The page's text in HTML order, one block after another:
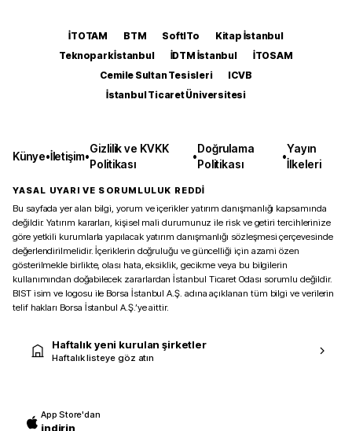
İTOTAM BTM SoftITo
Kitap İstanbul
Teknopark İstanbul
İDTM İstanbul
İTOSAM
Cemile Sultan Tesisleri
ICVB
İstanbul Ticaret Üniversitesi
Künye•İletişim•
Gizlilik ve KVKK
Politikası
•
Doğrulama
Politikası
•
Yayın
İlkeleri
YASAL UYARI VE SORUMLULUK REDDİ
Bu sayfada yer alan bilgi, yorum ve içerikler yatırım danışmanlığı kapsamında
değildir. Yatırım kararları, kişisel mali durumunuz ile risk ve getiri tercihlerinize
göre yetkili kurumlarla yapılacak yatırım danışmanlığı sözleşmesi çerçevesinde
değerlendirilmelidir. İçeriklerin doğruluğu ve güncelliği için azami özen
gösterilmekle birlikte, olası hata, eksiklik, gecikme veya bu bilgilerin
kullanımından doğabilecek zararlardan İstanbul Ticaret Odası sorumlu değildir.
BIST isim ve logosu ile Borsa İstanbul A.Ş. adına açıklanan tüm bilgi ve verilerin
telif hakları Borsa İstanbul A.Ş.’ye aittir.
Haftalık yeni kurulan şirketler
Haftalık listeye göz atın
App Store'dan
indirin